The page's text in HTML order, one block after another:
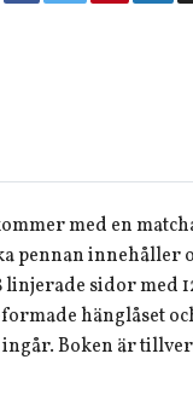
med en
pennan
sidor med
hänglåset
Boken är